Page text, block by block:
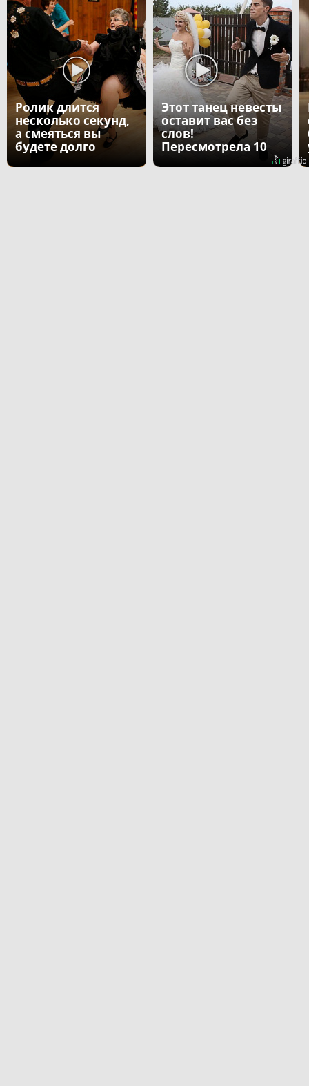
Ролик длится
несколько секунд,
а смеяться вы
будете долго
Этот танец невесты
оставит вас без
слов!
Пересмотрела 10